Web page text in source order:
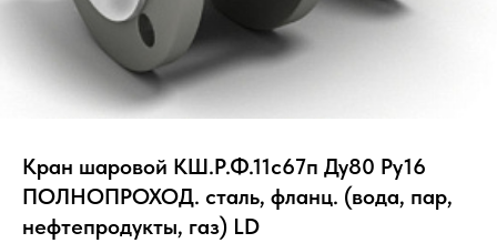
Кран шаровой КШ.Р.Ф.11с67п Ду80 Ру16
ПОЛНОПРОХОД. сталь, фланц. (вода, пар,
нефтепродукты, газ) LD